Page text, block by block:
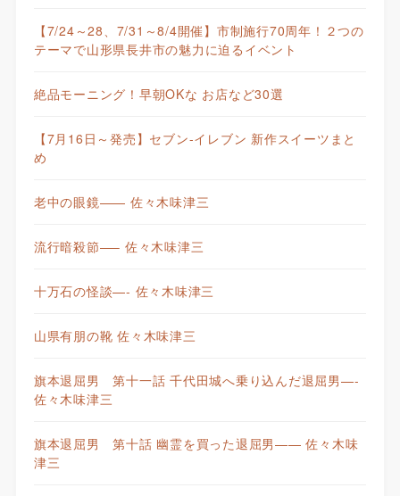
【7/24～28、7/31～8/4開催】市制施行70周年！２つの
テーマで山形県長井市の魅力に迫るイベント
絶品モーニング！早朝OKな お店など30選
【7月16日～発売】セブン-イレブン 新作スイーツまと
め
老中の眼鏡—— 佐々木味津三
流行暗殺節—– 佐々木味津三
十万石の怪談—- 佐々木味津三
山県有朋の靴 佐々木味津三
旗本退屈男 第十一話 千代田城へ乗り込んだ退屈男—-
佐々木味津三
旗本退屈男 第十話 幽霊を買った退屈男—— 佐々木味
津三